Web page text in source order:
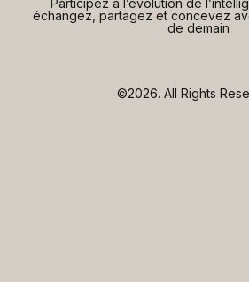
Participez à l’évolution de
échangez, partagez et concevez
de demain
©2026. All Rights